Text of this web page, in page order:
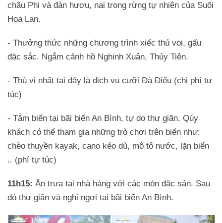
châu Phi và đàn hươu, nai trong rừng tự nhiên của Suối
Hoa Lan.
- Thưởng thức những chương trình xiếc thú voi, gấu
đặc sắc. Ngắm cảnh hồ Nghinh Xuân, Thủy Tiên.
- Thú vị nhất tại đây là dịch vụ cưỡi Đà Điểu (chi phí tự
túc)
- Tắm biển tại bãi biển An Bình, tự do thư giãn. Qúy
khách có thể tham gia những trò chơi trên biển như:
chèo thuyền kayak, cano kéo dù, mô tô nước, lặn biển
.. (phí tự túc)
11h15: Ăn trưa tại nhà hàng với các món đặc sản. Sau
đó thư giãn và nghỉ ngơi tại bãi biển An Bình.